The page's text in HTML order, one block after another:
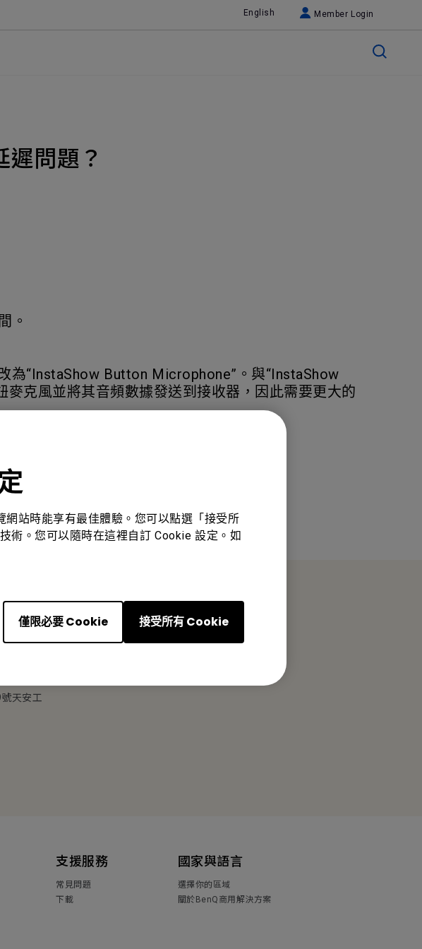
站時能享有最佳體驗。您可以點選「接受所
術。您可以隨時在這裡自訂 Cookie 設定。如
僅限必要 Cookie 接受所有 Cookie
English Member Login
問題？
。
為“InstaShow Button Microphone”。與“InstaShow
克風並將其音頻數據發送到接收器，因此需要更大的
天安工
支援服務
常見問題
下載
國家與語言
選擇你的區域
關於BenQ商用解決方案